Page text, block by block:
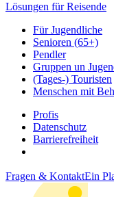
Lösungen für Reisende
Für Jugendliche
Senioren (65+)
Pendler
Gruppen un
(Tages-) Touristen
Menschen mit
Profis
Datenschutz
Barrierefreiheit
Fragen & KontaktEin